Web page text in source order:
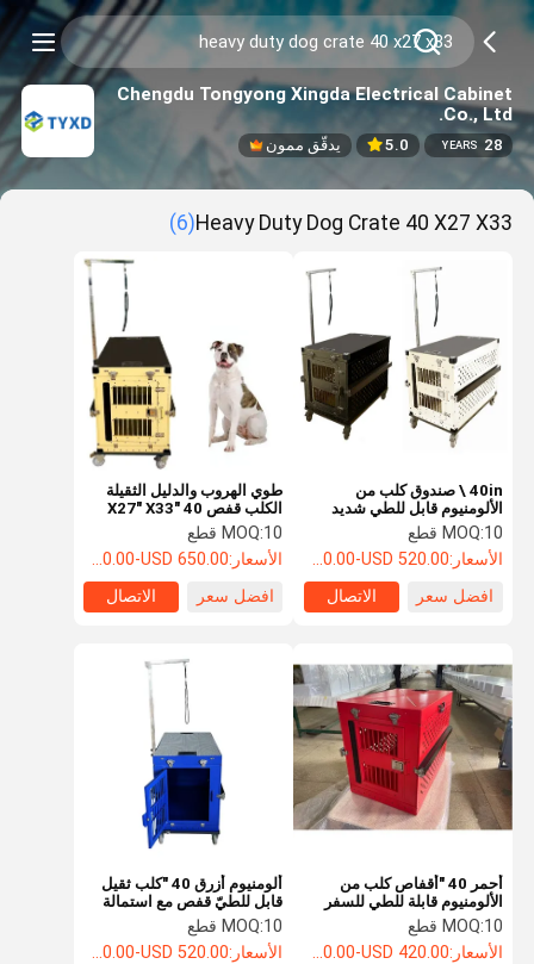
Chengdu Tongyong Xingda Electrical Cabinet
Co., Ltd.
28
YEARS
5.0 يدقّق ممون
Heavy Duty Dog Crate 40 X27 X33
(6)
طوي الهروب والدليل الثقيلة
الكلب قفص 40 "X27" X33
"ODM
MOQ:10 قطع
الأسعار:USD 480.00-USD 650.00
افضل سعر
الاتصال
40in \ صندوق كلب من
الألومنيوم قابل للطي شديد
التحمل مع ذراع الاستمالة
MOQ:10 قطع
الأسعار:USD 480.00-USD 520.00
افضل سعر
الاتصال
ألومنيوم أزرق 40 "كلب ثقيل
قابل للطيّ قفص مع استمالة
ذراعMOQ:10 قطع
الأسعار:USD 480.00-USD 520.00
أحمر 40 "أقفاص كلب من
الألومنيوم قابلة للطي للسفر
صندوق بيت الكلب للطي
صندوق كلب
MOQ:10 قطع
الأسعار:USD 400.00-USD 420.00